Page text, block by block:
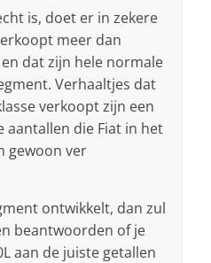
is, doet er in zekere
meer dan
en dat zijn hele normale
Verhaaltjes dat
verkoopt zijn een
aantallen die Fiat in het
gewoon ver
ontwikkelt, dan zul
beantwoorden of je
aan de juiste getallen